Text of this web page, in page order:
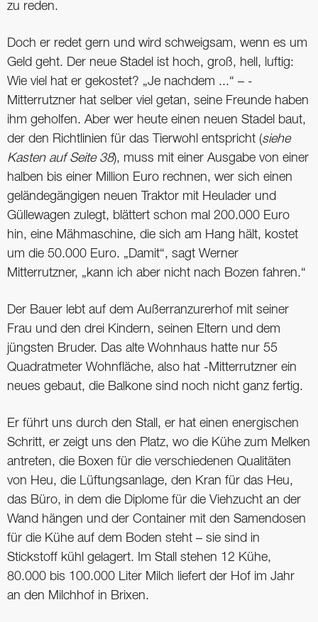
zu reden.
Doch er redet gern und wird schweigsam, wenn es um
Geld geht. Der neue Stadel ist hoch, groß, hell, luftig:
Wie viel hat er gekostet? „Je nachdem ...“ – -
Mitterrutzner hat selber viel getan, seine Freunde haben
ihm geholfen. Aber wer heute einen neuen Stadel baut,
der den Richtlinien für das Tierwohl entspricht (siehe
Kasten auf Seite 38), muss mit einer Ausgabe von einer
halben bis einer Million Euro rechnen, wer sich einen
geländegängigen neuen Traktor mit Heulader und
Güllewagen zulegt, blättert schon mal 200.000 Euro
hin, eine Mähmaschine, die sich am Hang hält, kostet
um die 50.000 Euro. „Damit“, sagt Werner
Mitterrutzner, „kann ich aber nicht nach Bozen fahren.“
Der Bauer lebt auf dem Außerranzurerhof mit seiner
Frau und den drei Kindern, seinen Eltern und dem
jüngsten Bruder. Das alte Wohnhaus hatte nur 55
Quadratmeter Wohnfläche, also hat -Mitterrutzner ein
neues gebaut, die Balkone sind noch nicht ganz fertig.
Er führt uns durch den Stall, er hat einen energischen
Schritt, er zeigt uns den Platz, wo die Kühe zum Melken
antreten, die Boxen für die verschiedenen Qualitäten
von Heu, die Lüftungsanlage, den Kran für das Heu,
das Büro, in dem die Diplome für die Viehzucht an der
Wand hängen und der Container mit den Samendosen
für die Kühe auf dem Boden steht – sie sind in
Stickstoff kühl gelagert. Im Stall stehen 12 Kühe,
80.000 bis 100.000 Liter Milch liefert der Hof im Jahr
an den Milchhof in Brixen.